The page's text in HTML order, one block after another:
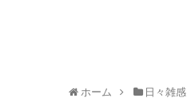
ホーム 日々雑感